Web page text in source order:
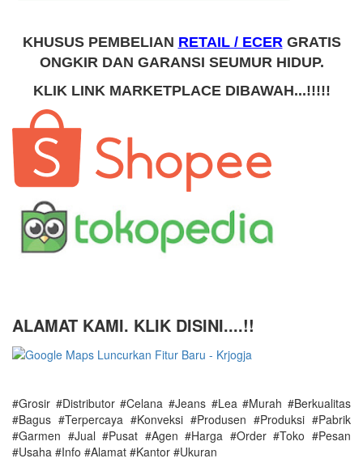
KHUSUS PEMBELIAN RETAIL / ECERGRATIS
ONGKIR DAN GARANSI SEUMUR HIDUP.
KLIK LINK MARKETPLACE DIBAWAH...!!!!!
ALAMAT KAMI. KLIK DISINI....!!
#Grosir #Distributor #Celana #Jeans #Lea #Murah #Berkualitas
#Bagus #Terpercaya #Konveksi #Produsen #Produksi #Pabrik
#Garmen #Jual #Pusat #Agen #Harga #Order #Toko #Pesan
#Usaha #Info #Alamat #Kantor #Ukuran